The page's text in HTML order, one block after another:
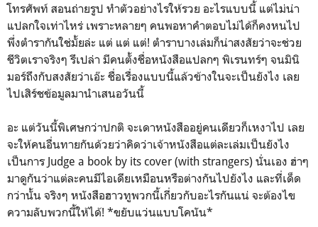
โทรศัพท์ สอนถ่ายรูป ทำตัวอย่างไรให้รวย อะไรแบบนี้ แต่ไม่น่า
แปลกใจเท่าไหร่ เพราะหลายๆ คนพอหาคำตอบไม่ได้ก็คงหนไป
พึ่งตำรากันใช่มั้ยล่ะ แต่ แต่ แต่! ตำราบางเล่มก็น่าสงสัยว่าจะช่วย
ชีวิตเราจริงๆ รึเปล่า มีคนตั้งชื่อหนังสือแปลกๆ พิเรนทร์ๆ จนมินิ
มอร์ถึงกับสงสัยว่าเอ๊ะ ชื่อเรื่องแบบนี้แล้วข้างในจะเป็นยังไง เลย
ไปเสิร์ชข้อมูลมานำเสนอวันนี้
อะ แต่วันนี้พิเศษกว่าปกติ จะเดาหนังสืออยู่คนเดียวก็เหงาไป เลย
จะให้คนอื่นทายกันด้วยว่าคิดว่าเจ้าหนังสือแต่ละเล่มเป็นยังไง
เป็นการ Judge a book by its cover (with strangers) นั่นเอง ฮ่าๆ
มาดูกันว่าแต่ละคนมีไอเดียเหมือนหรือต่างกันไปยังไง และที่เด็ด
กว่านั้น จริงๆ หนังสือฮาวทูพวกนี้เกี่ยวกับอะไรกันแน่ จะต้องไข
ความลับพวกนี้ให้ได้! *ขยับแว่นแบบโคนัน*